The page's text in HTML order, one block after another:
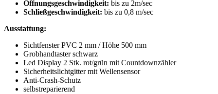
Öffnungsgeschwindigkeit: bis zu 2m/sec
Schließgeschwindigkeit: bis zu 0,8 m/sec
Ausstattung:
Sichtfenster PVC 2 mm / Höhe 500 mm
Grobhandtaster schwarz
Led Display 2 Stk. rot/grün mit Countdownzähler
Sicherheitslichtgitter mit Wellensensor
Anti-Crash-Schutz
selbstreparierend